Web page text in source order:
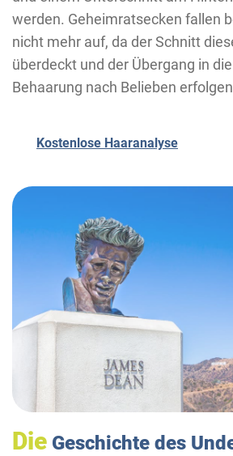
werden. Geheimratsecken fallen
nicht mehr auf, da der Schnitt
überdeckt und der Übergang in
Behaarung nach Belieben
Kostenlose Haaranalyse
Die Geschichte des